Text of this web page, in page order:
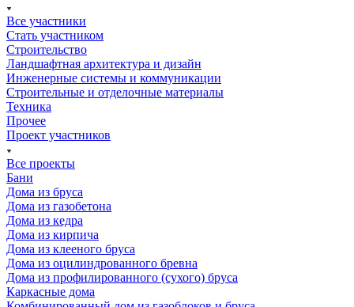
Все участники
Стать участником
Строительство
Ландшафтная архитектура и дизайн
Инженерные системы и коммуникации
Строительные и отделочные материалы
Техника
Прочее
Проект участников
Все проекты
Бани
Дома из бруса
Дома из газобетона
Дома из кедра
Дома из кирпича
Дома из клееного бруса
Дома из оцилиндрованного бревна
Дома из профилированного (сухого) бруса
Каркасные дома